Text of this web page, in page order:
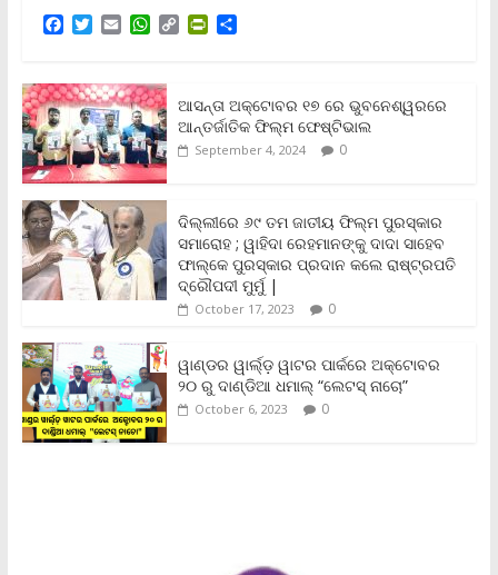
F
e
b
o
o
k
T
t
t
e
r
E
i
l
W
t
s
A
p
p
C
L
i
n
k
P
t
F
r
i
d
l
y
S
e
ଆସନ୍ତା ଅକ୍ଟୋବର ୧୭ ରେ ଭୁବନେଶ୍ୱରରେ
ଆନ୍ତର୍ଜାତିକ ଫିଲ୍ମ ଫେଷ୍ଟିଭାଲ
September 4, 2024 0
ଦିଲ୍ଲୀରେ ୬୯ ତମ ଜାତୀୟ ଫିଲ୍ମ ପୁରସ୍କାର
ସମାରୋହ ; ୱାହିଦା ରେହମାନଙ୍କୁ ଦାଦା ସାହେବ
ଫାଲ୍‌କେ ପୁରସ୍କାର ପ୍ରଦାନ କଲେ ରାଷ୍ଟ୍ରପତି
ଦ୍ରୌପଦୀ ମୁର୍ମୁ |
October 17, 2023 0
ୱାଣ୍ଡର ୱାର୍ଲ୍‌ଡ଼ ୱାଟର ପାର୍କରେ ଅକ୍ଟୋବର
୨୦ ରୁ ଦାଣ୍ଡିଆ ଧମାଲ୍ “ଲେଟସ୍ ନାଚୋ”
October 6, 2023 0